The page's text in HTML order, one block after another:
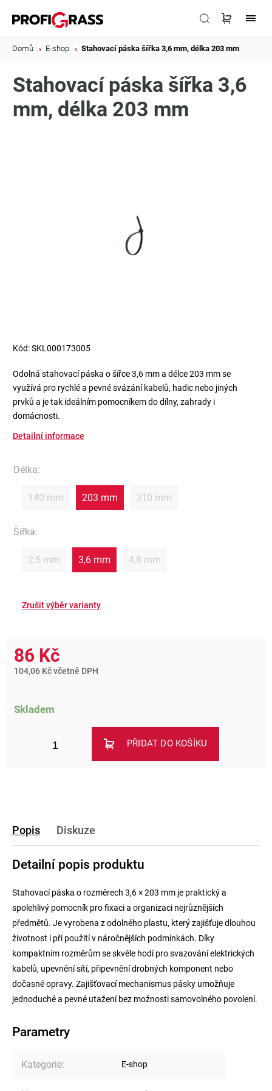
Domů E-shop Stahovací páska šířka 3,6 mm, délka 203 mm
Stahovací páska šířka 3,6
mm, délka 203 mm
Kód:SKL000173005
Odolná stahovací páska o šířce 3,6 mm a délce 203 mm se
využívá pro rychlé a pevné svázání kabelů, hadic nebo jiných
prvků a je tak ideálním pomocníkem do dílny, zahrady i
domácnosti.
Detailní informace
Délka:
140 mm 203 mm 310 mm
Šířka:
2,5 mm 3,6 mm 4,8 mm
86 Kč
104,06 Kč včetně DPH
Skladem
PŘIDAT DO KOŠÍKU
Popis Diskuze
Detailní popis produktu
Stahovací páska o rozměrech 3,6 × 203 mm je praktický a
spolehlivý pomocník pro fixaci a organizaci nejrůznějších
předmětů. Je vyrobena z odolného plastu, který zajišťuje dlouhou
životnost i při použití v náročnějších podmínkách. Díky
kompaktním rozměrům se skvěle hodí pro svazování elektrických
kabelů, upevnění sítí, připevnění drobných komponent nebo
dočasné opravy. Zajišťovací mechanismus pásky umožňuje
jednoduché a pevné utažení bez možnosti samovolného povolení.
Parametry
Kategorie: E-shop